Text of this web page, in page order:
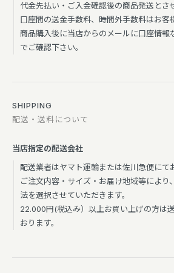
代金先払い・ご入金確認後の商品発送とさ
口座間の送金手数料、時間外手数料はお客
商品購入後に当店からのメールに口座情報
でご確認下さい。
SHIPPING
配送・送料について
当店指定の配送会社
配送業者はヤマト運輸または佐川急便にて
ご注文内容・サイズ・お届け地域等により
法を選択させていただきます。
22.000円(税込み）以上お買い上げの方は
おります。